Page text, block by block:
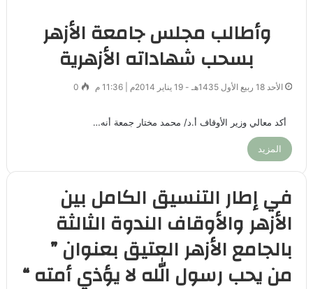
وأطالب مجلس جامعة الأزهر
بسحب شهاداته الأزهرية
الأحد 18 ربيع الأول 1435هـ - 19 يناير 2014م | 11:36 م 0
أكد معالي وزير الأوقاف أ.د/ محمد مختار جمعة أنه…
المزيد
في إطار التنسيق الكامل بين
الأزهر والأوقاف الندوة الثالثة
بالجامع الأزهر العتيق بعنوان ”
من يحب رسول الله لا يؤذي أمته “